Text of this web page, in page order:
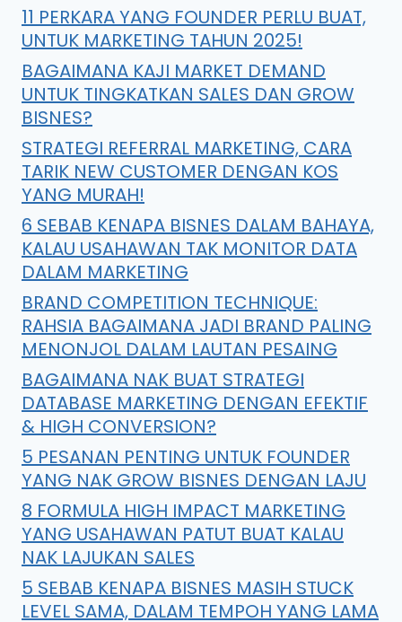
11 PERKARA YANG FOUNDER PERLU BUAT,
UNTUK MARKETING TAHUN 2025!
BAGAIMANA KAJI MARKET DEMAND
UNTUK TINGKATKAN SALES DAN GROW
BISNES?
STRATEGI REFERRAL MARKETING, CARA
TARIK NEW CUSTOMER DENGAN KOS
YANG MURAH!
6 SEBAB KENAPA BISNES DALAM BAHAYA,
KALAU USAHAWAN TAK MONITOR DATA
DALAM MARKETING
BRAND COMPETITION TECHNIQUE:
RAHSIA BAGAIMANA JADI BRAND PALING
MENONJOL DALAM LAUTAN PESAING
BAGAIMANA NAK BUAT STRATEGI
DATABASE MARKETING DENGAN EFEKTIF
& HIGH CONVERSION?
5 PESANAN PENTING UNTUK FOUNDER
YANG NAK GROW BISNES DENGAN LAJU
8 FORMULA HIGH IMPACT MARKETING
YANG USAHAWAN PATUT BUAT KALAU
NAK LAJUKAN SALES
5 SEBAB KENAPA BISNES MASIH STUCK
LEVEL SAMA, DALAM TEMPOH YANG LAMA